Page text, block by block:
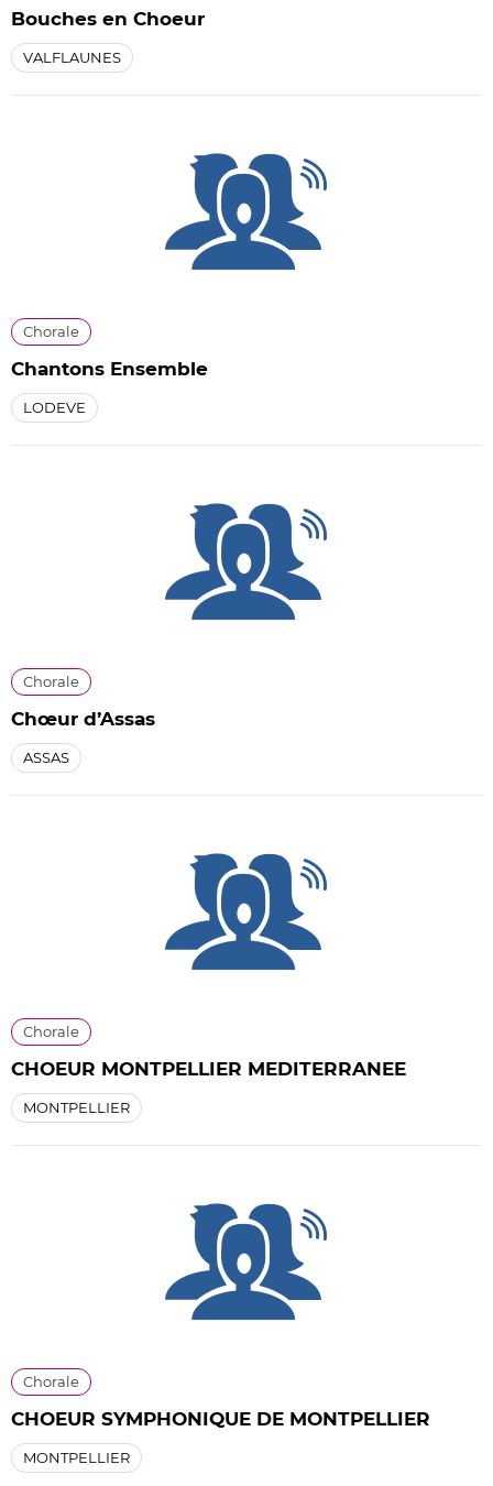
Bouches en Choeur
VALFLAUNES
Chorale
Chantons Ensemble
LODEVE
Chorale
Chœur d’Assas
ASSAS
Chorale
CHOEUR MONTPELLIER MEDITERRANEE
MONTPELLIER
Chorale
CHOEUR SYMPHONIQUE DE MONTPELLIER
MONTPELLIER